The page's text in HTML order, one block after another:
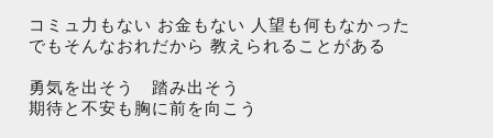
コミュ力もない お金もない 人望も何もなかった
でもそんなおれだから 教えられることがある
勇気を出そう 踏み出そう
期待と不安も胸に前を向こう